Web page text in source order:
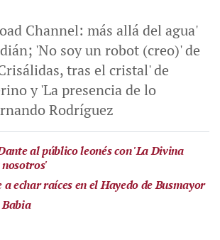
Channel: más allá del agua'
'No soy un robot (creo)' de
tras el cristal' de
y 'La presencia de lo
Rodríguez
al público leonés con 'La Divina
a echar raíces en el Hayedo de Busmayor